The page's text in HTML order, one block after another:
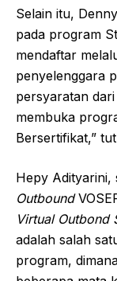
Selain itu,
pada program
mendaftar
penyelenggara
persyaratan
membuka
Bersertifikat,”
Hepy
Outbound
Virtual Outbond
adalah salah
program,